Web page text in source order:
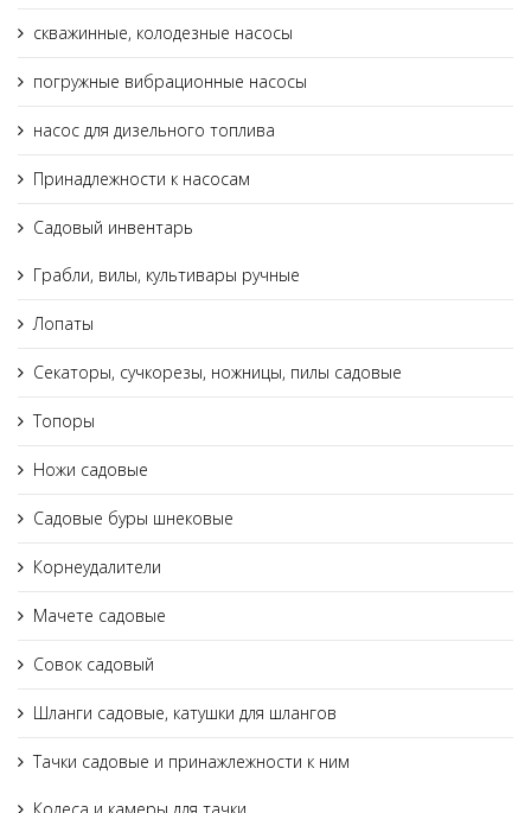
скважинные, колодезные насосы
погружные вибрационные насосы
насос для дизельного топлива
Принадлежности к насосам
Садовый инвентарь
Грабли, вилы, культивары ручные
Лопаты
Секаторы, сучкорезы, ножницы, пилы садовые
Топоры
Ножи садовые
Садовые буры шнековые
Корнеудалители
Мачете садовые
Совок садовый
Шланги садовые, катушки для шлангов
Тачки садовые и принажлежности к ним